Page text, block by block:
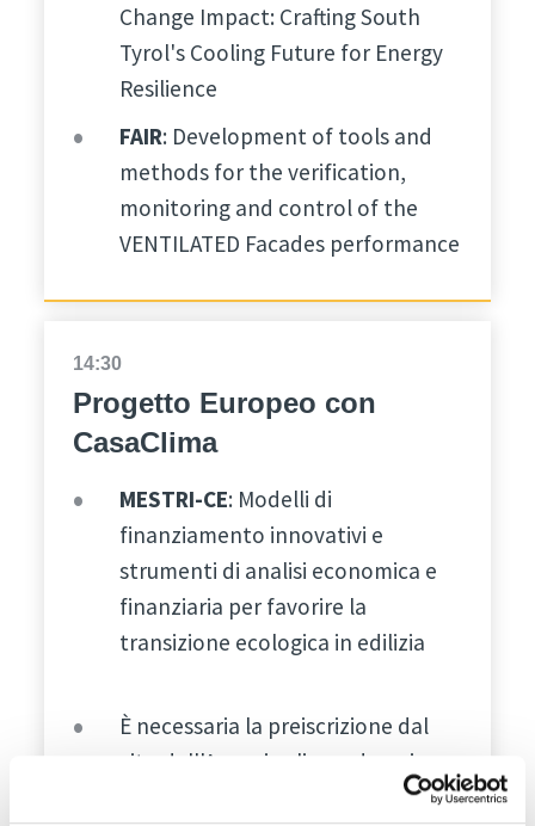
Change Impact: Crafting South
Tyrol's Cooling Future for Energy
Resilience
FAIR: Development of tools and
methods for the verification,
monitoring and control of the
VENTILATED Facades performance
14:30
Progetto Europeo con
CasaClima
MESTRI-CE: Modelli di
finanziamento innovativi e
strumenti di analisi economica e
finanziaria per favorire la
transizione ecologica in edilizia
È necessaria la preiscrizione dal
sito dell'Agenzia cliccando qui